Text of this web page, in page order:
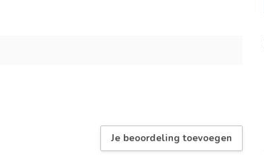
Je beoordeling toevoegen